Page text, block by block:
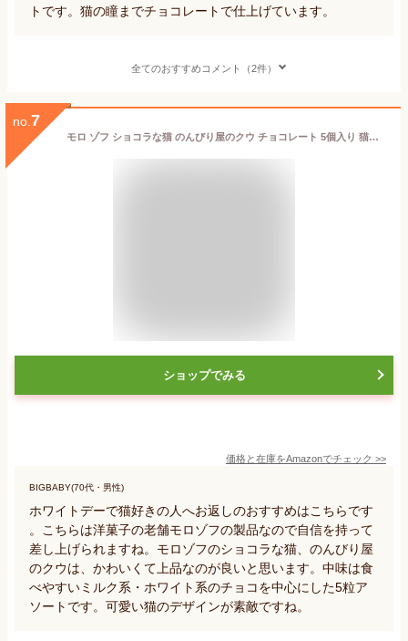
トです。猫の瞳までチョコレートで仕上げています。
全てのおすすめコメント（2件）
no. 7
モロ ゾフ ショコラな猫 のんびり屋のクウ チョコレート 5個入り 猫モチーフ 個包装 アソート ギフト用 バレンタイン ホワイトデー 友チョコ 専用袋つき
ショップでみる
価格と在庫をAmazonでチェック >>
BIGBABY(70代・男性)
ホワイトデーで猫好きの人へお返しのおすすめはこちらです
。こちらは洋菓子の老舗モロゾフの製品なので自信を持って
差し上げられますね。モロゾフのショコラな猫、のんびり屋
のクウは、かわいくて上品なのが良いと思います。中味は食
べやすいミルク系・ホワイト系のチョコを中心にした5粒ア
ソートです。可愛い猫のデザインが素敵ですね。